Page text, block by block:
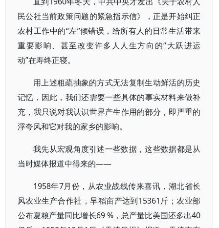
民公社当前政策问题的紧急指示信》，正是开始纠正
农村工作中的“左”倾错误，给所有人的日常生活带来
重要影响、甚至改变许多人人生方向的“大跃进运
动”在寿终正寝。
用上述粗疏抽象的方式无法复制生动鲜活的历史
记忆，因此，我们还需要一些具体的事实材料来做补
充，我只说对我认识世界产生作用的部分，即严重的
浮夸风和它对我的家乡的影响。
我先从宏观角度引述一些数据，这些数据都是从
当时媒体报道中得来的——
1958年7月份，从农业战线传来喜讯，湖北省长
风农业生产合作社，早稻亩产达到15361斤；农业部
公布夏粮产量同比增长69 %，总产量比美国还多出40